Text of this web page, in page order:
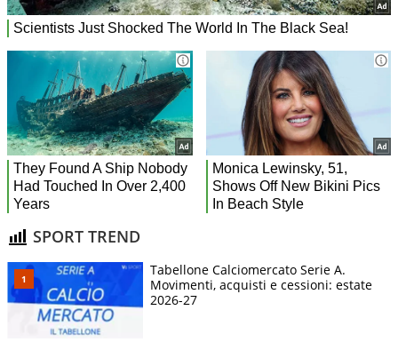
SPORT TREND
Tabellone Calciomercato Serie A.
Movimenti, acquisti e cessioni: estate
2026-27